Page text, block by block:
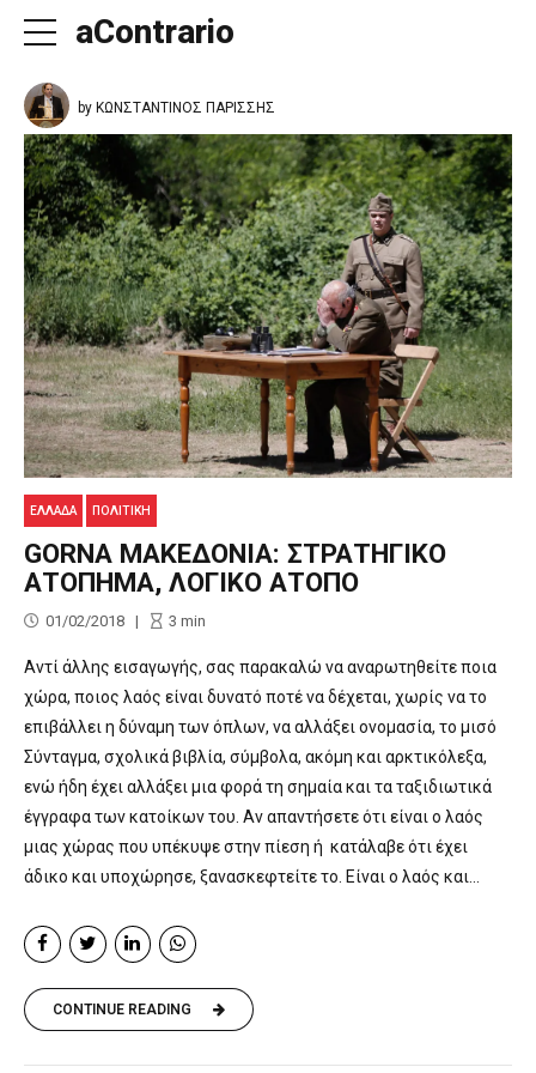
aContrario
by ΚΩΝΣΤΑΝΤΙΝΟΣ ΠΑΡΙΣΣΗΣ
ΕΛΛΑΔΑ ΠΟΛΙΤΙΚΉ
GORNA ΜΑΚΕΔΟΝΙΑ: ΣΤΡΑΤΗΓΙΚΟ
ΑΤΟΠΗΜΑ, ΛΟΓΙΚΟ ΑΤΟΠΟ
01/02/2018 3 min
Αντί άλλης εισαγωγής, σας παρακαλώ να αναρωτηθείτε ποια
χώρα, ποιος λαός είναι δυνατό ποτέ να δέχεται, χωρίς να το
επιβάλλει η δύναμη των όπλων, να αλλάξει ονομασία, το μισό
Σύνταγμα, σχολικά βιβλία, σύμβολα, ακόμη και αρκτικόλεξα,
ενώ ήδη έχει αλλάξει μια φορά τη σημαία και τα ταξιδιωτικά
έγγραφα των κατοίκων του. Αν απαντήσετε ότι είναι ο λαός
μιας χώρας που υπέκυψε στην πίεση ή κατάλαβε ότι έχει
άδικο και υποχώρησε, ξανασκεφτείτε το. Είναι ο λαός και...
CONTINUE READING